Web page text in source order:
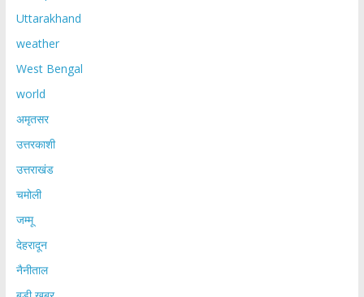
Uttarakhand
weather
West Bengal
world
अमृतसर
उत्तरकाशी
उत्तराखंड
चमोली
जम्मू
देहरादून
नैनीताल